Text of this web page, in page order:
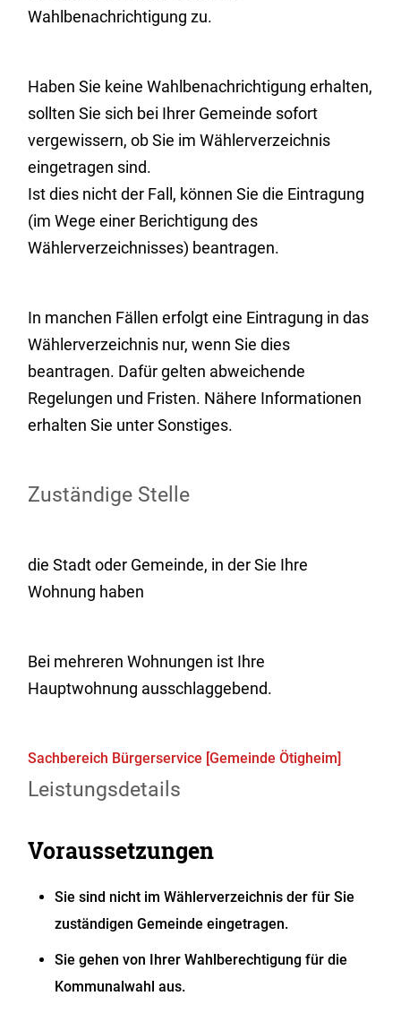
Wahlbenachrichtigung zu.
Haben Sie keine Wahlbenachrichtigung erhalten,
sollten Sie sich bei Ihrer Gemeinde sofort
vergewissern, ob Sie im Wählerverzeichnis
eingetragen sind.
Ist dies nicht der Fall, können Sie die Eintragung
(im Wege einer Berichtigung des
Wählerverzeichnisses) beantragen.
In manchen Fällen erfolgt eine Eintragung in das
Wählerverzeichnis nur, wenn Sie dies
beantragen. Dafür gelten abweichende
Regelungen und Fristen. Nähere Informationen
erhalten Sie unter Sonstiges.
Zuständige Stelle
die Stadt oder Gemeinde, in der Sie Ihre
Wohnung haben
Bei mehreren Wohnungen ist Ihre
Hauptwohnung ausschlaggebend.
Sachbereich Bürgerservice [Gemeinde Ötigheim]
Leistungsdetails
Voraussetzungen
Sie sind nicht im Wählerverzeichnis der für Sie
zuständigen Gemeinde eingetragen.
Sie gehen von Ihrer Wahlberechtigung für die
Kommunalwahl aus.